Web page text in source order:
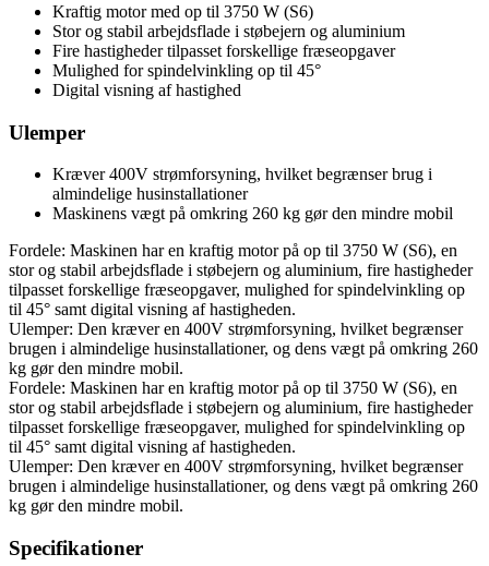
Kraftig motor med op til 3750 W (S6)
Stor og stabil arbejdsflade i støbejern og aluminium
Fire hastigheder tilpasset forskellige fræseopgaver
Mulighed for spindelvinkling op til 45°
Digital visning af hastighed
Ulemper
Kræver 400V strømforsyning, hvilket begrænser brug i
almindelige husinstallationer
Maskinens vægt på omkring 260 kg gør den mindre mobil
Fordele: Maskinen har en kraftig motor på op til 3750 W (S6), en
stor og stabil arbejdsflade i støbejern og aluminium, fire hastigheder
tilpasset forskellige fræseopgaver, mulighed for spindelvinkling op
til 45° samt digital visning af hastigheden.
Ulemper: Den kræver en 400V strømforsyning, hvilket begrænser
brugen i almindelige husinstallationer, og dens vægt på omkring 260
kg gør den mindre mobil.
Fordele: Maskinen har en kraftig motor på op til 3750 W (S6), en
stor og stabil arbejdsflade i støbejern og aluminium, fire hastigheder
tilpasset forskellige fræseopgaver, mulighed for spindelvinkling op
til 45° samt digital visning af hastigheden.
Ulemper: Den kræver en 400V strømforsyning, hvilket begrænser
brugen i almindelige husinstallationer, og dens vægt på omkring 260
kg gør den mindre mobil.
Specifikationer